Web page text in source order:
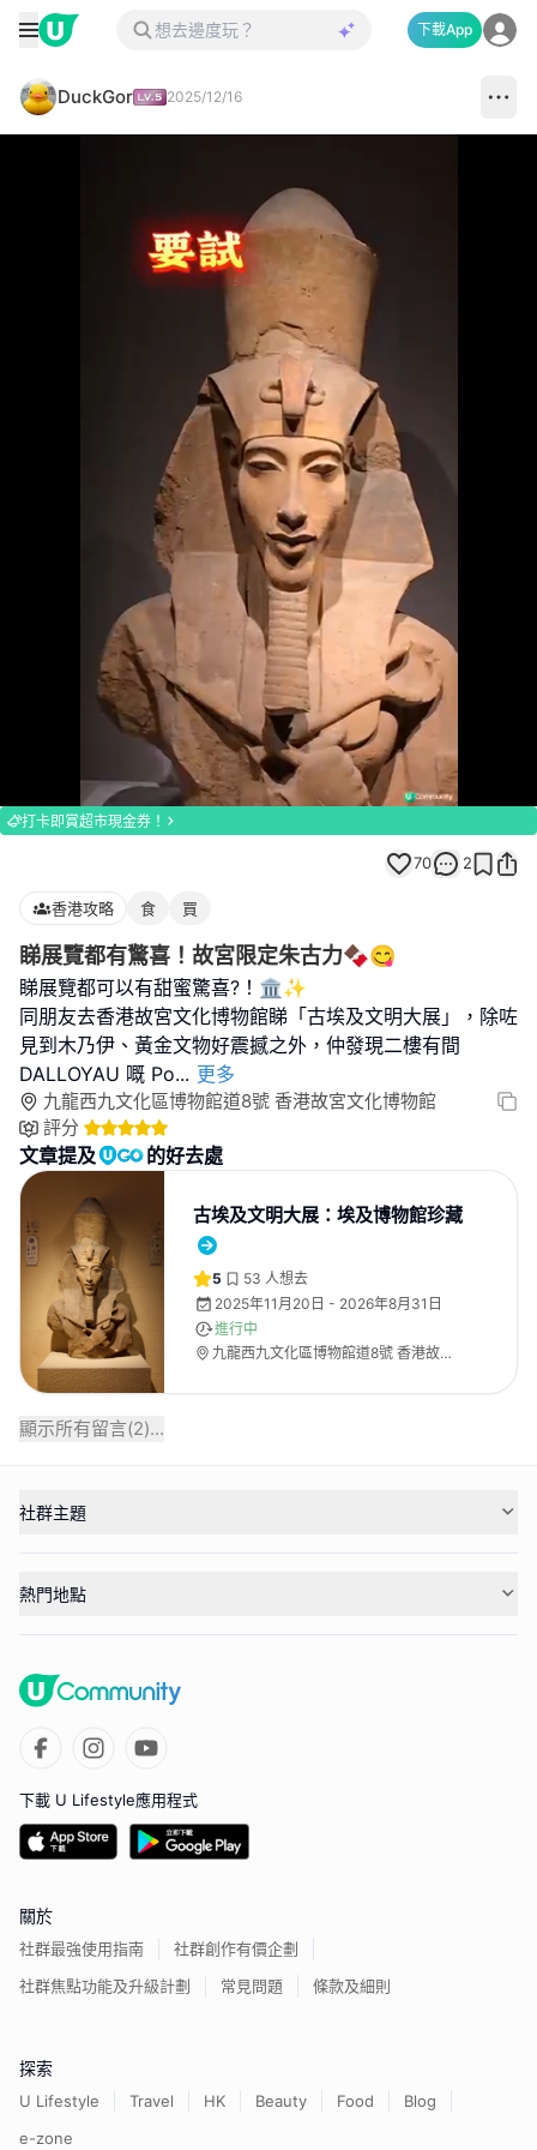
下載App
DuckGor 2025/12/16
Loaded
100.00%
打卡即賞超市現金券！
70 2
香港攻略 食 買
睇展覽都有驚喜！故宮限定朱古力🍫😋
睇展覽都可以有甜蜜驚喜?！🏛️✨
同朋友去香港故宮文化博物館睇「古埃及文明大展」，除咗
見到木乃伊、黃金文物好震撼之外，仲發現二樓有間
DALLOYAU 嘅 Po... 更多
九龍西九文化區博物館道8號 香港故宮文化博物館
評分
文章提及 的好去處
古埃及文明大展：埃及博物館珍藏
5 53 人想去
2025年11月20日 - 2026年8月31日
進行中
九龍西九文化區博物館道8號 香港故宮
顯示所有留言(2)...
社群主題
熱門地點
下載 U Lifestyle應用程式
關於
社群最強使用指南
社群創作有價企劃
社群焦點功能及升級計劃
常見問題 條款及細則
探索
U Lifestyle Travel HK Beauty Food
Blog
e-zone